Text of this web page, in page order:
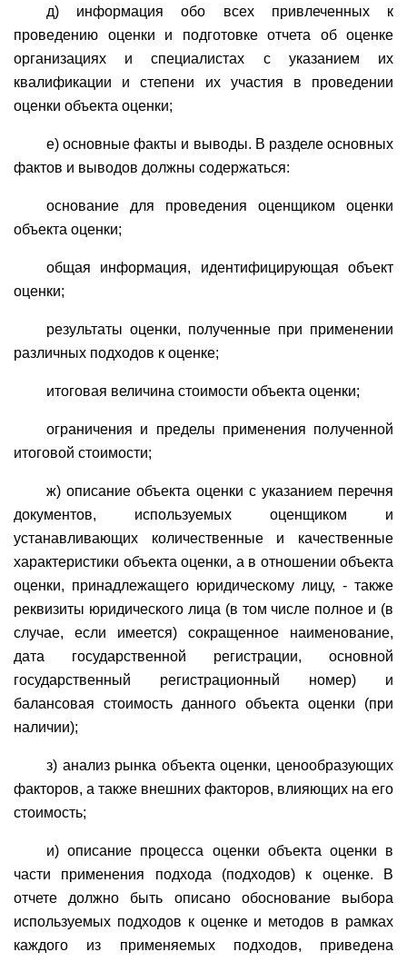
д) информация обо всех привлеченных к
проведению оценки и подготовке отчета об оценке
организациях и специалистах с указанием их
квалификации и степени их участия в проведении
оценки объекта оценки;
е) основные факты и выводы. В разделе основных
фактов и выводов должны содержаться:
основание для проведения оценщиком оценки
объекта оценки;
общая информация, идентифицирующая объект
оценки;
результаты оценки, полученные при применении
различных подходов к оценке;
итоговая величина стоимости объекта оценки;
ограничения и пределы применения полученной
итоговой стоимости;
ж) описание объекта оценки с указанием перечня
документов, используемых оценщиком и
устанавливающих количественные и качественные
характеристики объекта оценки, а в отношении объекта
оценки, принадлежащего юридическому лицу, - также
реквизиты юридического лица (в том числе полное и (в
случае, если имеется) сокращенное наименование,
дата государственной регистрации, основной
государственный регистрационный номер) и
балансовая стоимость данного объекта оценки (при
наличии);
з) анализ рынка объекта оценки, ценообразующих
факторов, а также внешних факторов, влияющих на его
стоимость;
и) описание процесса оценки объекта оценки в
части применения подхода (подходов) к оценке. В
отчете должно быть описано обоснование выбора
используемых подходов к оценке и методов в рамках
каждого из применяемых подходов, приведена